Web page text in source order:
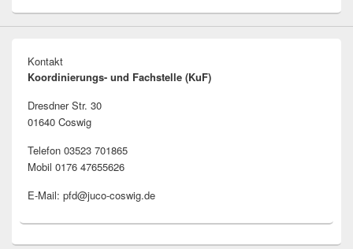
Kontakt
Koordinierungs- und Fachstelle (KuF)
Dresdner Str. 30
01640 Coswig
Telefon 03523 701865
Mobil 0176 47655626
E-Mail: pfd@juco-coswig.de